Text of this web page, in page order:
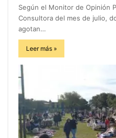
Según el Monitor de Opinión
Consultora del mes de julio,
agotan…
Leer más »